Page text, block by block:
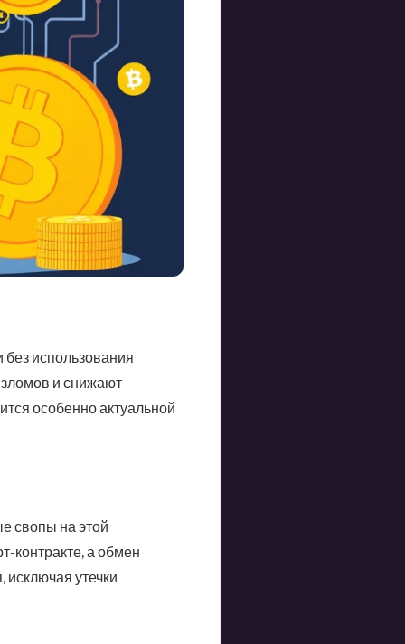
использования
и снижают
особенно актуальной
свопы на этой
контракте, а обмен
исключая утечки